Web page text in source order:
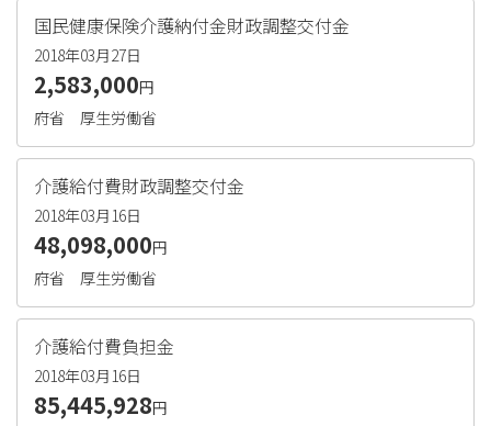
国民健康保険介護納付金財政調整交付金
2018年03月27日
2,583,000円
府省
厚生労働省
介護給付費財政調整交付金
2018年03月16日
48,098,000円
府省
厚生労働省
介護給付費負担金
2018年03月16日
85,445,928円